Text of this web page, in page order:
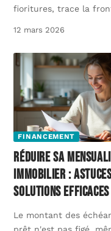
fioritures, trace la
12 mars 2026
FINANCEMENT
Réduire sa
immobilier :
solutions efficaces
Le montant des